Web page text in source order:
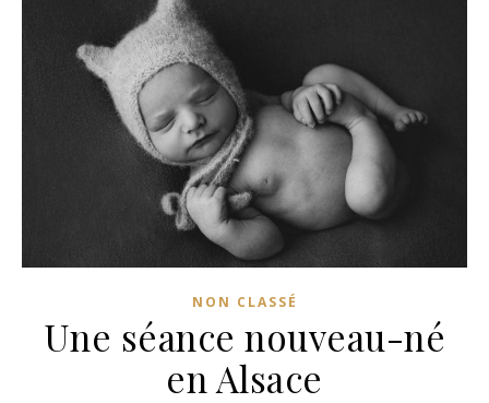
NON CLASSÉ
Une séance nouveau-né
en Alsace